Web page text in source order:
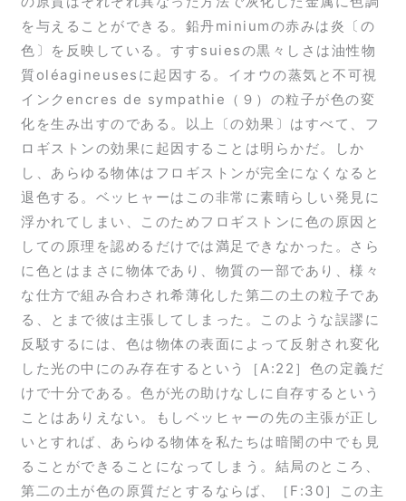
を与えることができる。鉛丹miniumの赤みは炎〔の
色〕を反映している。すすsuiesの黒々しさは油性物
質oléagineusesに起因する。イオウの蒸気と不可視
インクencres de sympathie（９）の粒子が色の変
化を生み出すのである。以上〔の効果〕はすべて、フ
ロギストンの効果に起因することは明らかだ。しか
し、あらゆる物体はフロギストンが完全になくなると
退色する。ベッヒャーはこの非常に素晴らしい発見に
浮かれてしまい、このためフロギストンに色の原因と
しての原理を認めるだけでは満足できなかった。さら
に色とはまさに物体であり、物質の一部であり、様々
な仕方で組み合わされ希薄化した第二の土の粒子であ
る、とまで彼は主張してしまった。このような誤謬に
反駁するには、色は物体の表面によって反射され変化
した光の中にのみ存在するという［A:22］色の定義だ
けで十分である。色が光の助けなしに自存するという
ことはありえない。もしベッヒャーの先の主張が正し
いとすれば、あらゆる物体を私たちは暗闇の中でも見
ることができることになってしまう。結局のところ、
第二の土が色の原質だとするならば、［F:30］この主